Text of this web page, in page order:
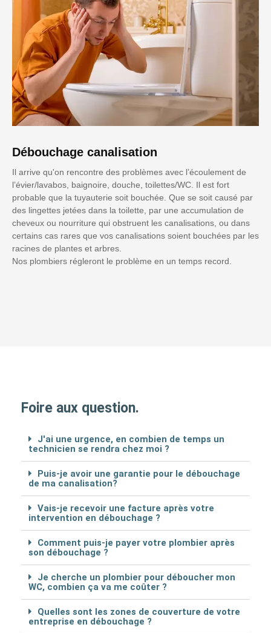
Débouchage canalisation
Il arrive qu'on rencontre des problèmes avec l’écoulement de
l’évier/lavabos, baignoire, douche, toilettes/WC. Il est fort
probable que la tuyauterie soit bouchée. Que se soit causé par
des lingettes jetées dans la toilette, par une accumulation de
cheveux ou nourriture qui obstruent les canalisations, ou dans
certains cas rares que vos canalisations soient bouchées par les
racines de plantes et arbres.
Nos plombiers régleront le problème en un temps record.
Foire aux question.
J'ai une urgence, en combien de temps un
technicien se rendra chez moi ?
Puis-je avoir une garantie pour le débouchage
de ma canalisation?
Vais-je recevoir une facture après votre
intervention en débouchage ?
Comment puis-je payer votre plombier après
son débouchage ?
Je cherche un plombier pour déboucher mon
WC, combien ça va me coûter ?
Quelles sont les zones de couverture de votre
entreprise en débouchage ?